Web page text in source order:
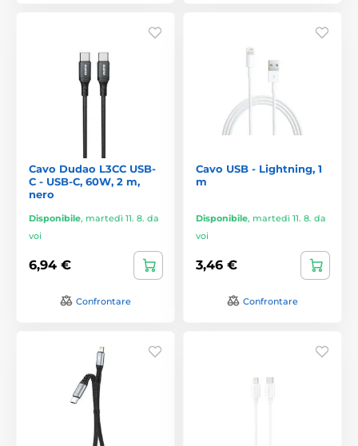
Cavo Dudao L3CC USB-
C - USB-C, 60W, 2 m,
nero
Disponibile, martedì 11. 8. da
voi
6,94 €
Confrontare
Cavo USB - Lightning, 1
m
Disponibile, martedì 11. 8. da
voi
3,46 €
Confrontare